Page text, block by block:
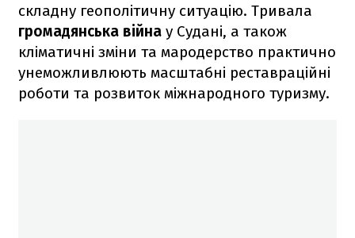
складну геополітичну ситуацію. Тривала
громадянська війна у Судані, а також
кліматичні зміни та мародерство практично
унеможливлюють масштабні реставраційні
роботи та розвиток міжнародного туризму.